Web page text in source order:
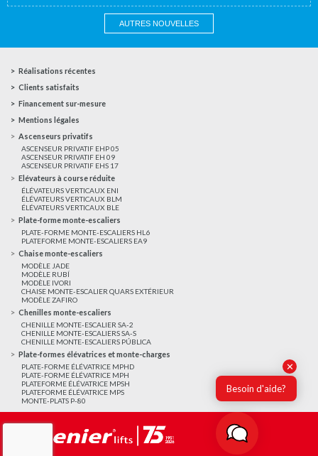
AUTRES NOUVELLES
Réalisations récentes
Clients satisfaits
Financement sur-mesure
Mentions légales
Ascenseurs privatifs
ASCENSEUR PRIVATIF EHP 05
ASCENSEUR PRIVATIF EH 09
ASCENSEUR PRIVATIF EHS 17
Elévateurs à course réduite
ÉLÉVATEURS VERTICAUX ENI
ÉLÉVATEURS VERTICAUX BLM
ÉLÉVATEURS VERTICAUX BLE
Plate-forme monte-escaliers
PLATE-FORME MONTE-ESCALIERS HL6
PLATEFORME MONTE-ESCALIERS EA9
Chaise monte-escaliers
MODÈLE JADE
MODÈLE RUBÍ
MODÈLE IVORI
CHAISE MONTE-ESCALIER QUARS EXTÉRIEUR
MODÈLE ZAFIRO
Chenilles monte-escaliers
CHENILLE MONTE-ESCALIER SA-2
CHENILLE MONTE-ESCALIERS SA-S
CHENILLE MONTE-ESCALIERS PÚBLICA
Plate-formes élévatrices et monte-charges
PLATE-FORME ÉLÉVATRICE MPHD
PLATE-FORME ÉLÉVATRICE MPH
PLATEFORME ÉLÉVATRICE MPSH
PLATEFORME ÉLÉVATRICE MPS
MONTE-PLATS P-80
✕
Besoin d'aide?